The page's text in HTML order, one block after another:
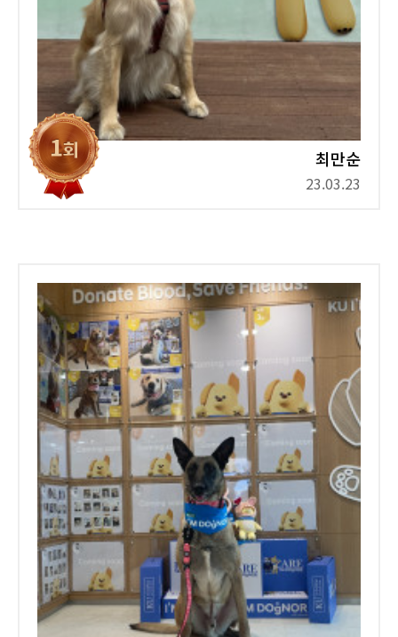
최만순
23.03.23